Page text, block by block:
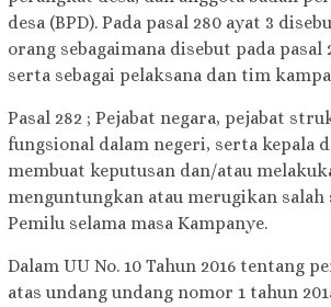
desa (BPD). Pada pasal 280 ayat 3
orang sebagaimana disebut pada
serta sebagai pelaksana dan tim
Pasal 282 ; Pejabat negara, pejabat
fungsional dalam negeri, serta kepala
membuat keputusan dan/atau
menguntungkan atau merugikan salah
Pemilu selama masa Kampanye.
Dalam UU No. 10 Tahun 2016 tentang
atas undang undang nomor 1 tahun